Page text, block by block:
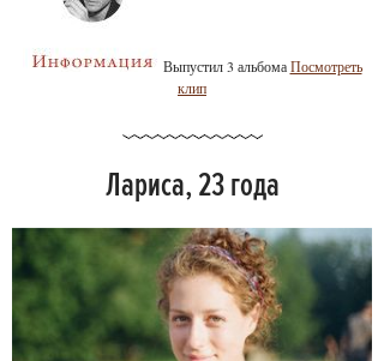
Выпустил 3 альбомаПосмотреть
клип
Лариса, 23 года